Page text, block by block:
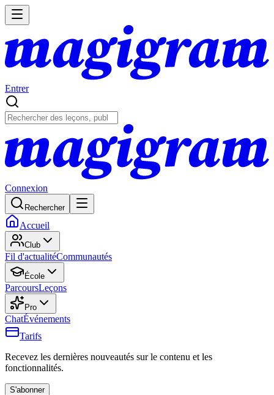
Entrer
Connexion
Rechercher
Accueil
Club
Fil d'actualitéCommunautés
École
ParcoursLeçons
Pro
ChatÉvénements
Tarifs
Recevez les dernières nouveautés sur le contenu et les
fonctionnalités.
S'abonner